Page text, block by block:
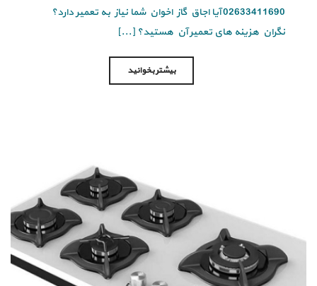
02633411690 آیا اجاق گاز اخوان شما نیاز به تعمیر دارد؟
نگران هزینه های تعمیر آن هستید؟ [...]
بیشتر بخوانید